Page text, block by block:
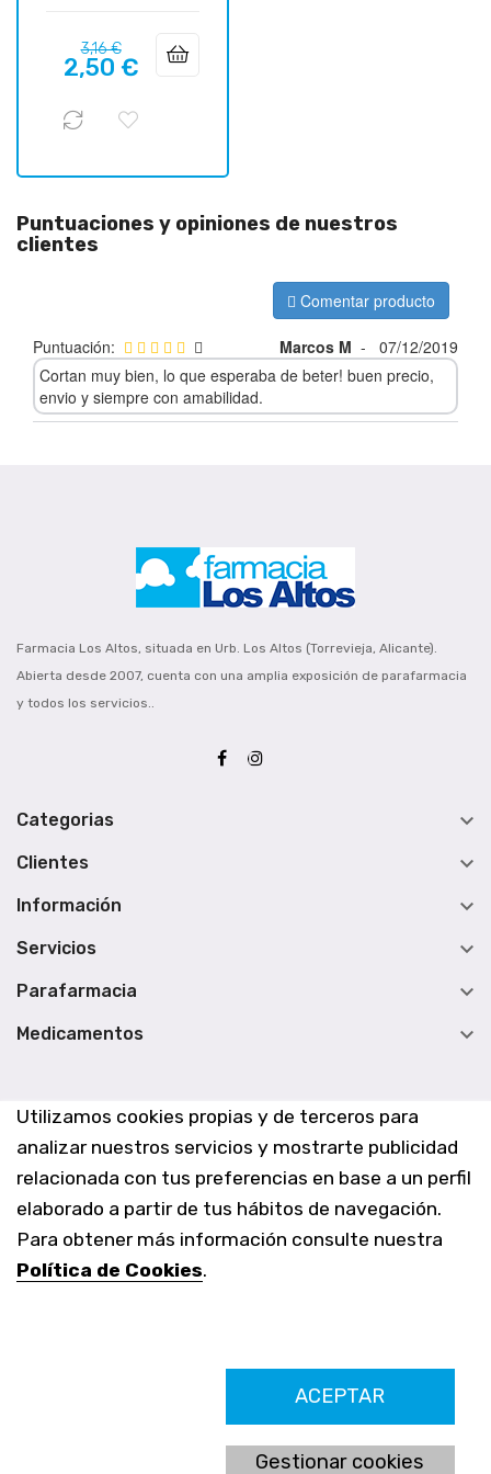
Utilizamos cookies propias y de terceros para
analizar nuestros servicios y mostrarte publicidad
relacionada con tus preferencias en base a un perfil
elaborado a partir de tus hábitos de navegación.
Para obtener más información consulte nuestra
Política de Cookies.
ACEPTAR
Gestionar cookies
Precio
regular
3,16 €Precio
2,50 €
Puntuaciones y opiniones de nuestros
clientes
Comentar producto
Puntuación: Marcos M -
07/12/2019
Cortan muy bien, lo que esperaba de beter! buen precio,
envio y siempre con amabilidad.
Farmacia Los Altos, situada en Urb. Los Altos (Torrevieja, Alicante).
Abierta desde 2007, cuenta con una amplia exposición de parafarmacia
y todos los servicios..
Categorias 
Clientes 
Información 
Servicios 
Parafarmacia 
Medicamentos 
Farmacia Los Altos nº756
Ldo. Alfredo Aparicio Grau 22555408K
N. Col. Colegio Oficial de Farmacéuticos de Alicante 4327
Nº de autorización A-790-F
C/ Moncayo, 97 (Vistalmar) Urb. Los Altos